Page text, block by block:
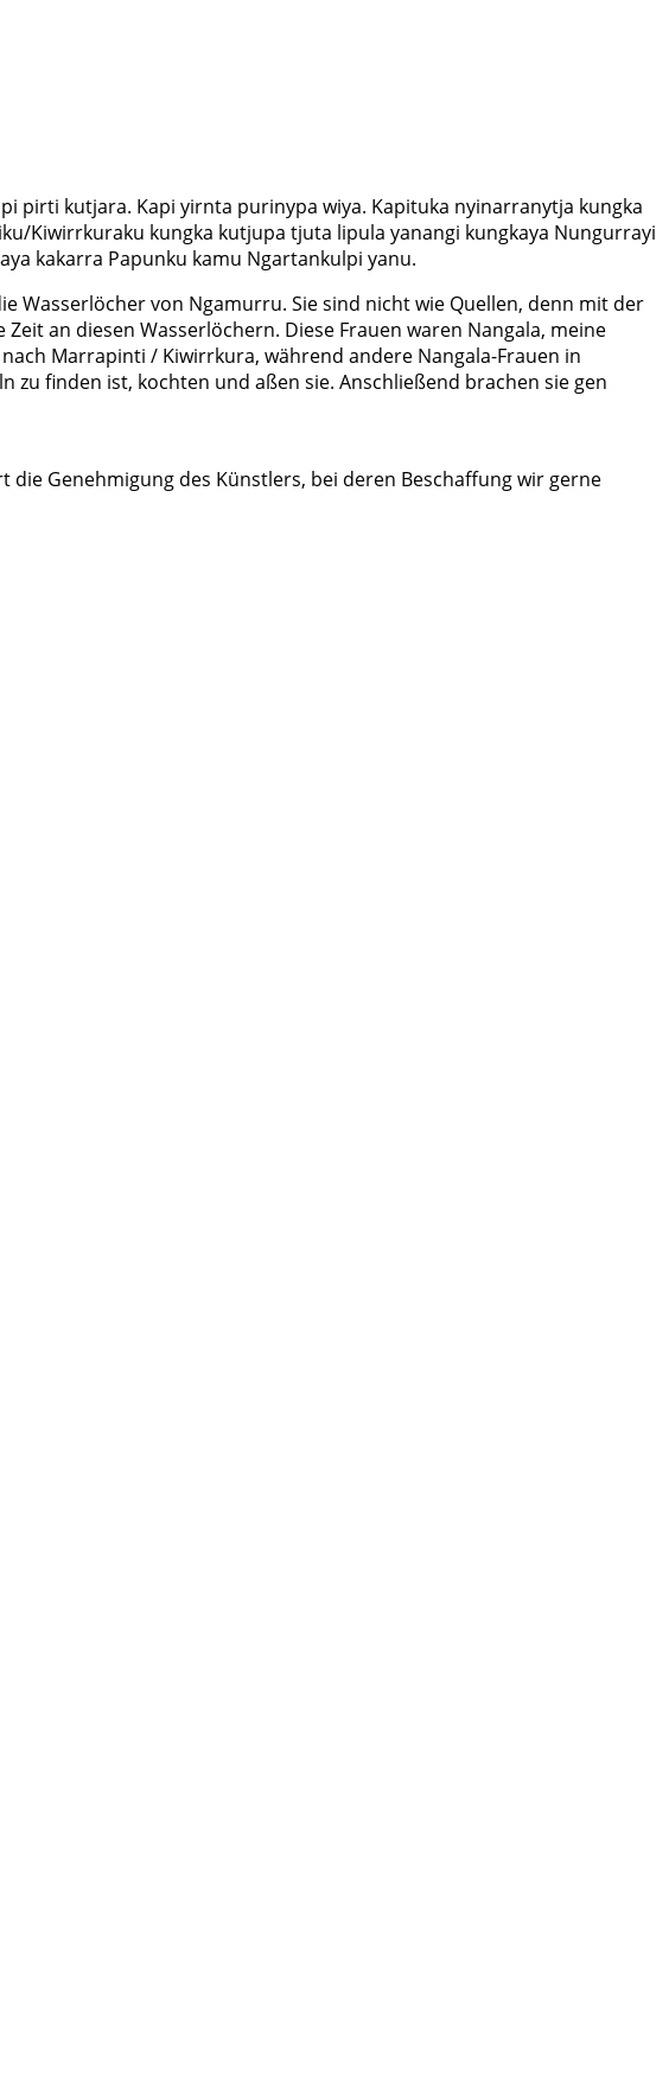
pirti kutjara. Kapi yirnta purinypa wiya. Kapituka nyinarranytja kungka
Kiwirrkuraku kungka kutjupa tjuta lipula yanangi kungkaya Nungurrayi
kakarra Papunku kamu Ngartankulpi yanu.
Wasserlöcher von Ngamurru. Sie sind nicht wie Quellen, denn mit der
an diesen Wasserlöchern. Diese Frauen waren Nangala, meine
Marrapinti / Kiwirrkura, während andere Nangala-Frauen in
finden ist, kochten und aßen sie. Anschließend brachen sie gen
Genehmigung des Künstlers, bei deren Beschaffung wir gerne